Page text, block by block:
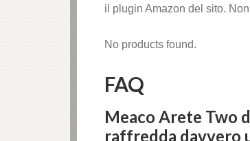
il plugin Amazon del sito.
No products found.
FAQ
Meaco Arete Two
raffredda davvero